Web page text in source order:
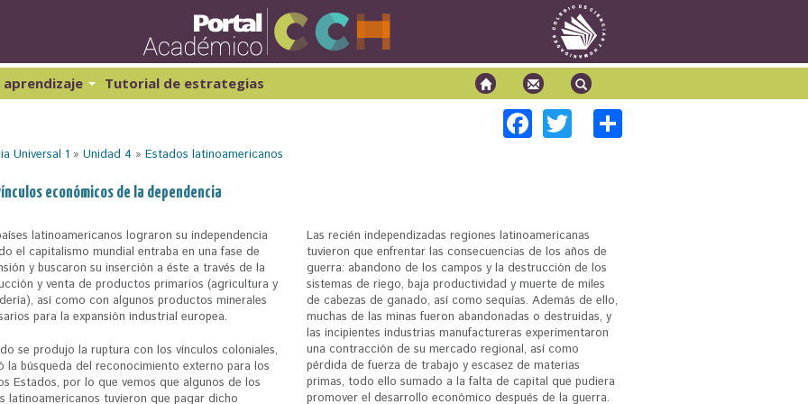
contenido
principal
2
Historia de México 1
Tutorial de estrategias
F
ac
o
o
k
T
wi
Universal 1 »Unidad 4 »Estados latinoamericanos
económicos de la dependencia
latinoamericanos lograron su independencia
el capitalismo mundial entraba en una fase de
y buscaron su inserción a éste a través de la
y venta de productos primarios (agricultura y
así como con algunos productos minerales
para la expansión industrial europea.
se produjo la ruptura con los vínculos coloniales,
la búsqueda del reconocimiento externo para los
Estados, por lo que vemos que algunos de los
latinoamericanos tuvieron que pagar dicho
Las recién independizadas regiones latinoamericanas
tuvieron que enfrentar las consecuencias de los años de
guerra: abandono de los campos y la destrucción de los
sistemas de riego, baja productividad y muerte de miles
de cabezas de ganado, así como sequías. Además de ello,
muchas de las minas fueron abandonadas o destruidas, y
las incipientes industrias manufactureras experimentaron
una contracción de su mercado regional, así como
pérdida de fuerza de trabajo y escasez de materias
primas, todo ello sumado a la falta de capital que pudiera
promover el desarrollo económico después de la guerra.